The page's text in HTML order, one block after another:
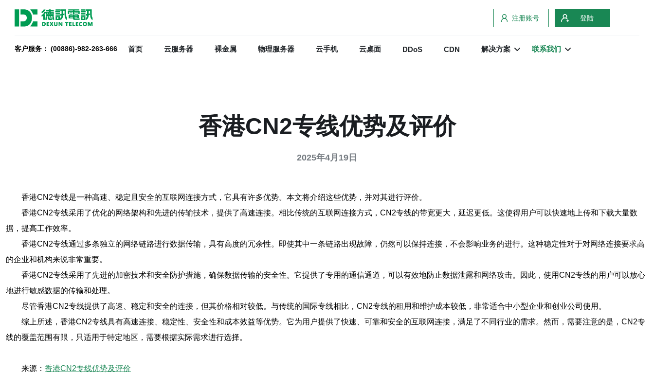
注册账号 登陆
客户服务： (00886)-982-263-666 首页 云服务器 裸金属 物理服务器 云手机 云桌面 DDoS CDN 解决方案 联系我们
香港CN2专线优势及评价
2025年4月19日
香港CN2专线是一种高速、稳定且安全的互联网连接方式，它具有许多优势。本文将介绍这些优势，并对其进行评价。
香港CN2专线采用了优化的网络架构和先进的传输技术，提供了高速连接。相比传统的互联网连接方式，CN2专线的带宽更大，延迟更低。这使得用户可以快速地上传和下载大量数
据，提高工作效率。
香港CN2专线通过多条独立的网络链路进行数据传输，具有高度的冗余性。即使其中一条链路出现故障，仍然可以保持连接，不会影响业务的进行。这种稳定性对于对网络连接要求高
的企业和机构来说非常重要。
香港CN2专线采用了先进的加密技术和安全防护措施，确保数据传输的安全性。它提供了专用的通信通道，可以有效地防止数据泄露和网络攻击。因此，使用CN2专线的用户可以放心
地进行敏感数据的传输和处理。
尽管香港CN2专线提供了高速、稳定和安全的连接，但其价格相对较低。与传统的国际专线相比，CN2专线的租用和维护成本较低，非常适合中小型企业和创业公司使用。
综上所述，香港CN2专线具有高速连接、稳定性、安全性和成本效益等优势。它为用户提供了快速、可靠和安全的互联网连接，满足了不同行业的需求。然而，需要注意的是，CN2专
线的覆盖范围有限，只适用于特定地区，需要根据实际需求进行选择。
来源： 香港CN2专线优势及评价